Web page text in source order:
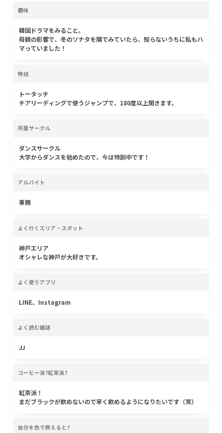
趣味
韓国ドラマをみること。
母親の影響で、冬のソナタを隣でみていたら、知らないうちに私もハ
マっていました！
特技
トータッチ
チアリーディングで使うジャンプで、180度以上開きます。
所属サークル
ダンスサークル
大学からダンスを始めたので、今は特訓中です！
アルバイト
事務
よく行くエリア・スポット
神戸エリア
オシャレな神戸が大好きです。
よく使うアプリ
LINE、Instagram
よく読む雑誌
JJ
コーヒー派?紅茶派?
紅茶派！
まだブラックが飲めないので早く飲めるようになりたいです（笑）
自分を色で例えると?